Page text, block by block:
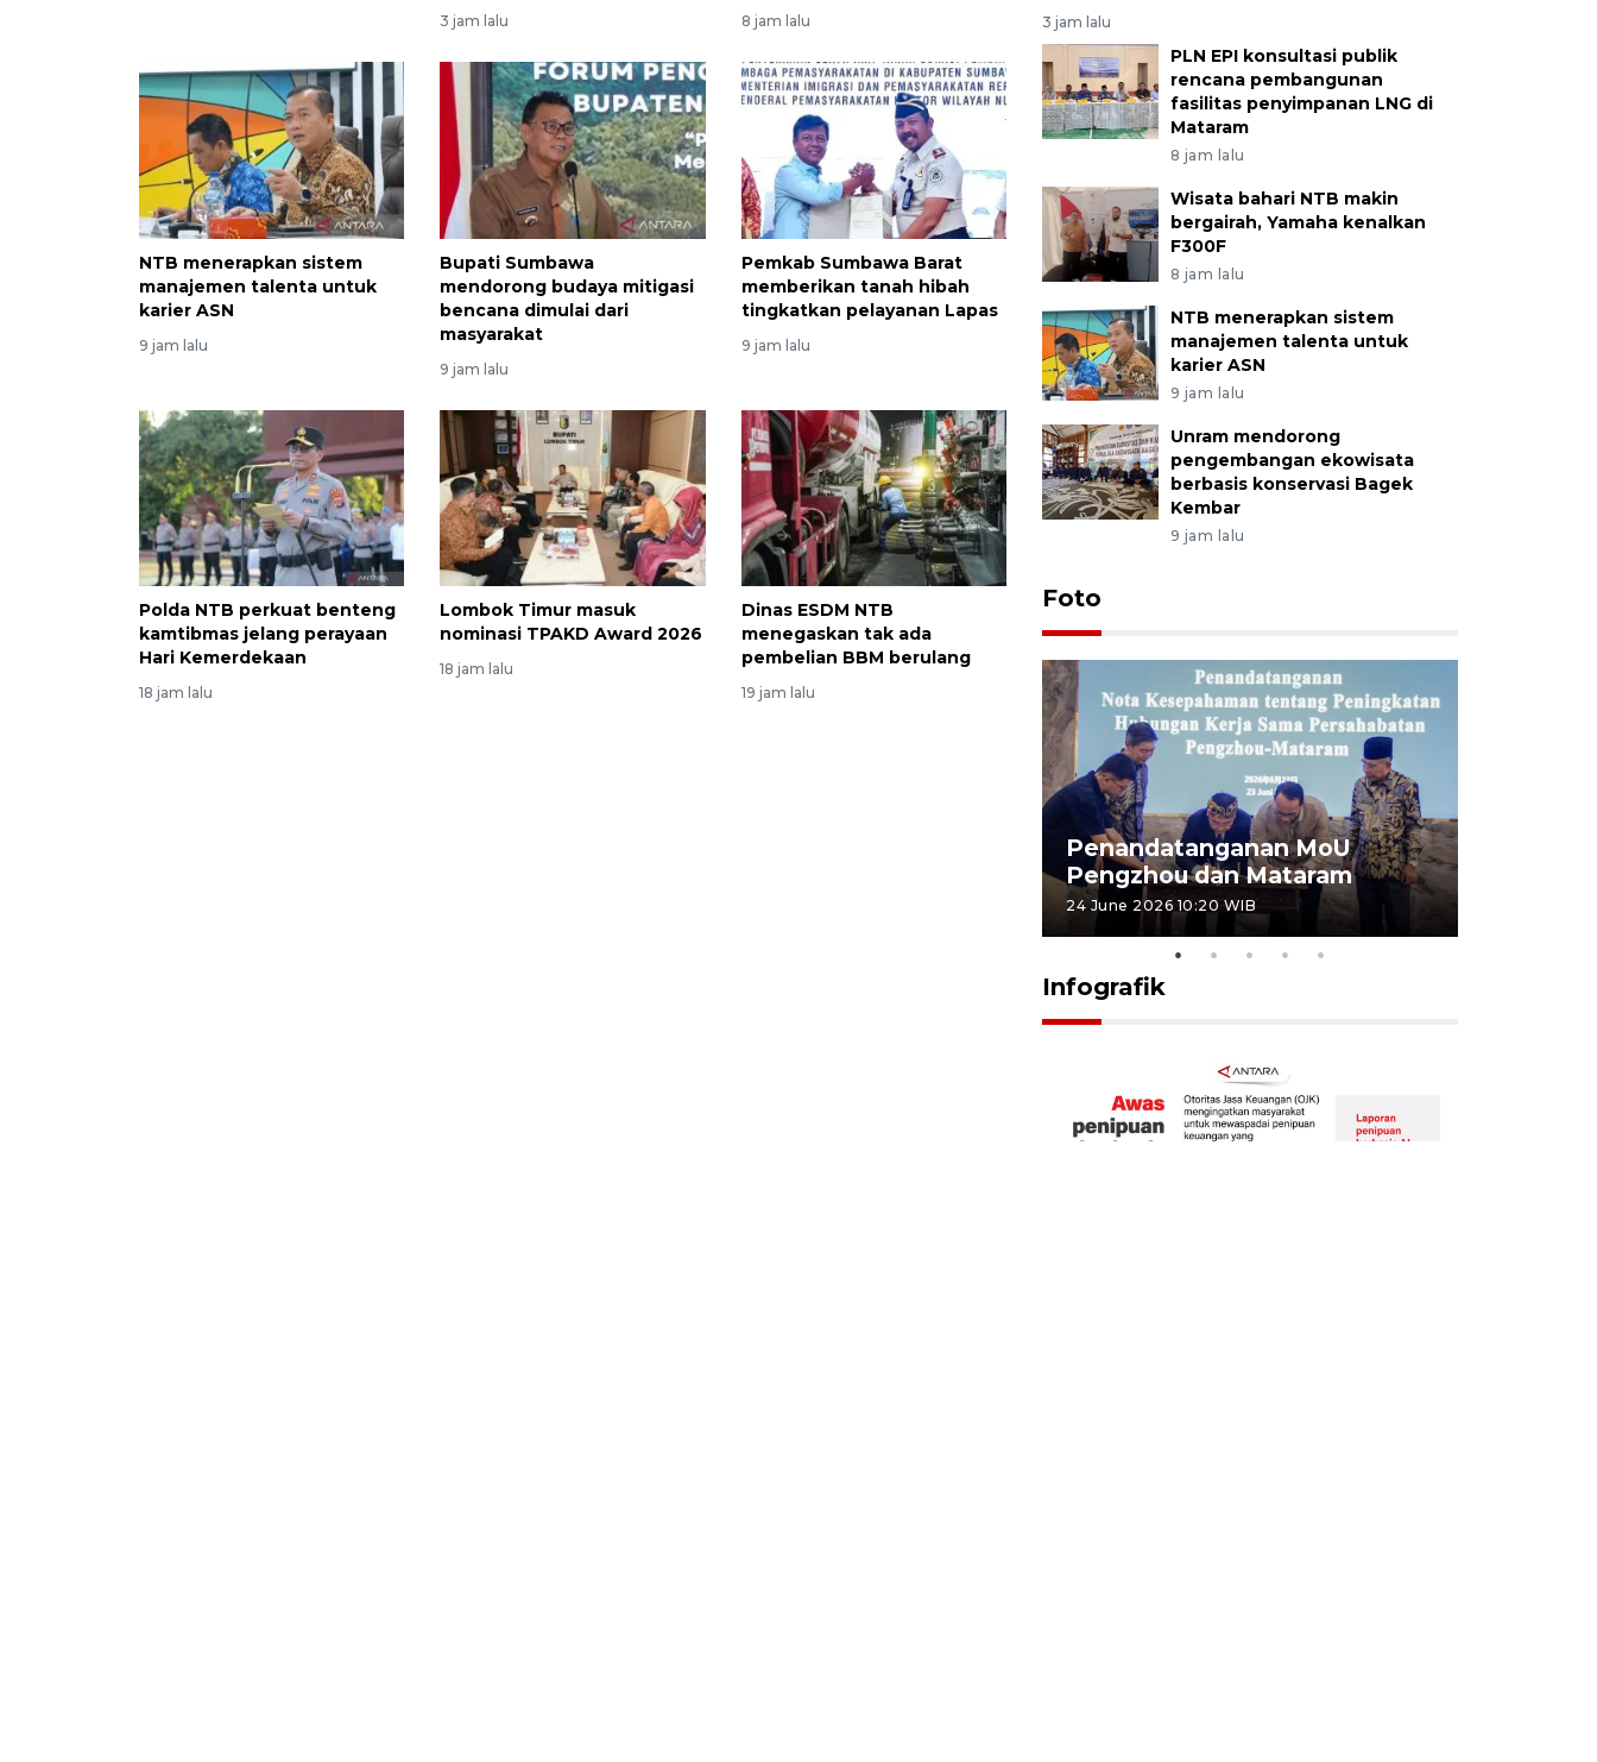
3 jam lalu 8 jam lalu
NTB menerapkan sistem
manajemen talenta untuk
karier ASN
9 jam lalu
Bupati Sumbawa
mendorong budaya mitigasi
bencana dimulai dari
masyarakat
9 jam lalu
Pemkab Sumbawa Barat
memberikan tanah hibah
tingkatkan pelayanan Lapas
9 jam lalu
Polda NTB perkuat benteng
kamtibmas jelang perayaan
Hari Kemerdekaan
18 jam lalu
Lombok Timur masuk
nominasi TPAKD Award 2026
18 jam lalu
Dinas ESDM NTB
menegaskan tak ada
pembelian BBM berulang
19 jam lalu
3 jam lalu
PLN EPI konsultasi publik
rencana pembangunan
fasilitas penyimpanan LNG di
Mataram
8 jam lalu
Wisata bahari NTB makin
bergairah, Yamaha kenalkan
F300F
8 jam lalu
NTB menerapkan sistem
manajemen talenta untuk
karier ASN
9 jam lalu
Unram mendorong
pengembangan ekowisata
berbasis konservasi Bagek
Kembar
9 jam lalu
Foto
Penandatanganan MoU
Pengzhou dan Mataram
24 June 2026 10:20 WIB
Infografik